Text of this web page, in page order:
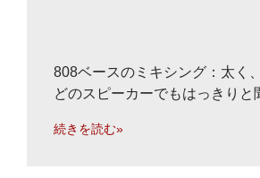
808ベースのミキシング：太く
どのスピーカーでもはっきりと
続きを読む»